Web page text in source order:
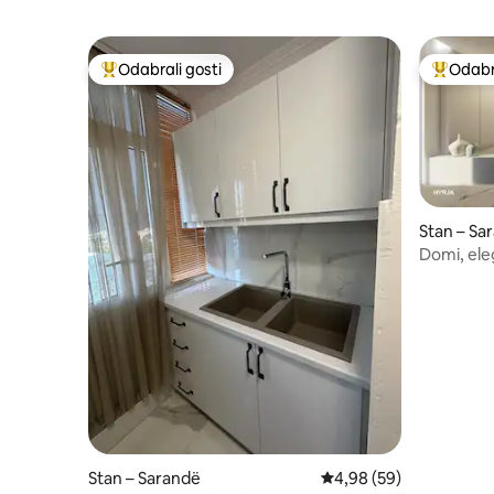
Među najviše rangiranima s oznakom „Odabrali gosti”
Odabrali gosti
Stan – Sarandë Prosječna ocjena:
4,98 (59)
Među
Stan –
Domi,